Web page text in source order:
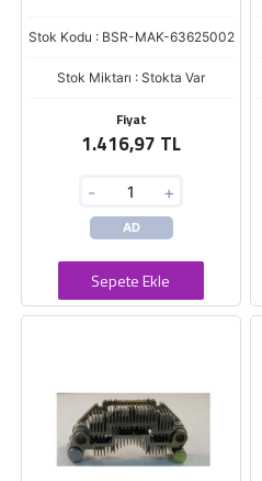
Stok Kodu : BSR-MAK-63625002
Stok Miktarı : Stokta Var
Fiyat
1.416,97 TL
- +
AD
Sepete Ekle